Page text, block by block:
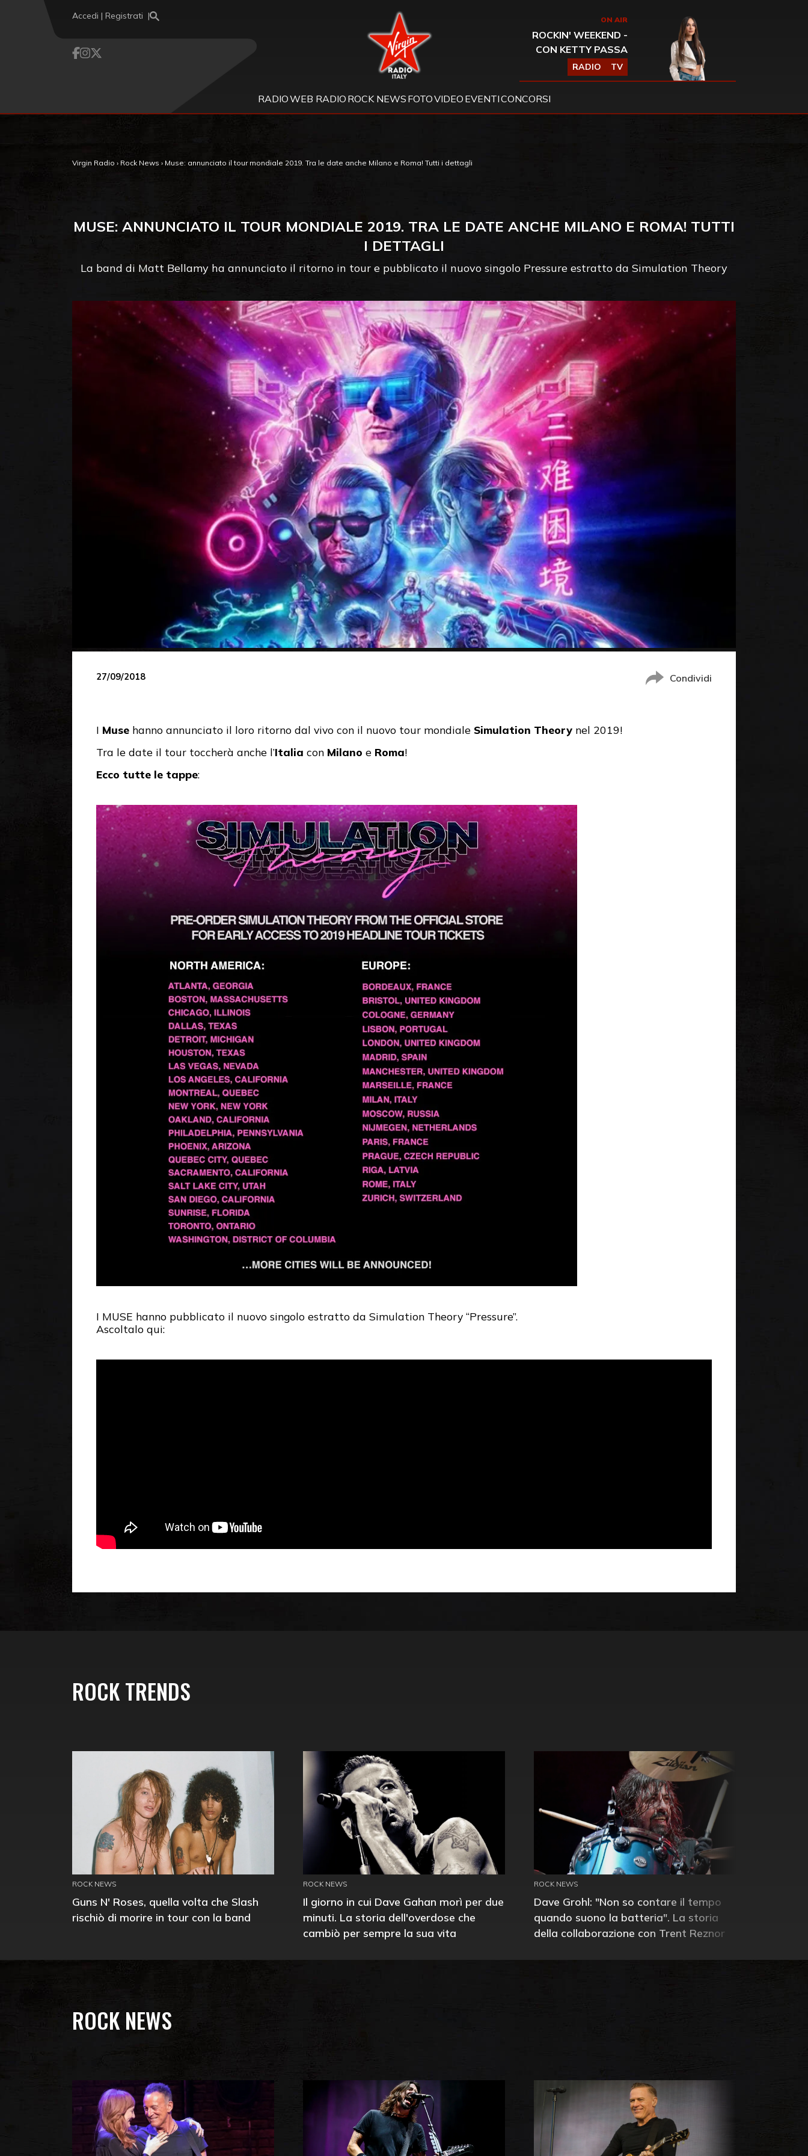
Accedi | Registrati Virgin Radio ON AIR
ROCKIN' WEEKEND -
CON KETTY PASSA
RADIO TV
RADIOWEB RADIO ROCK NEWS FOTOVIDEO EVENTICONCORSI
Virgin Radio › Rock News › Muse: annunciato il tour mondiale 2019. Tra le date anche Milano e Roma! Tutti i dettagli
MUSE: ANNUNCIATO IL TOUR MONDIALE 2019. TRA LE DATE ANCHE MILANO E ROMA! TUTTI
I DETTAGLI
La band di Matt Bellamy ha annunciato il ritorno in tour e pubblicato il nuovo singolo Pressure estratto da Simulation Theory
27/09/2018 Condividi
I Muse hanno annunciato il loro ritorno dal vivo con il nuovo tour mondiale Simulation Theory nel 2019!
Tra le date il tour toccherà anche l’Italia con Milano e Roma!
Ecco tutte le tappe:
I MUSE hanno pubblicato il nuovo singolo estratto da Simulation Theory “Pressure”.
Ascoltalo qui:
ROCK TRENDS
ROCK NEWS
Guns N' Roses, quella volta che Slash
rischiò di morire in tour con la band
ROCK NEWS
Il giorno in cui Dave Gahan morì per due
minuti. La storia dell'overdose che
cambiò per sempre la sua vita
ROCK NEWS
Dave Grohl: "Non so contare il tempo
quando suono la batteria". La storia
della collaborazione con Trent Reznor
ROCK NEWS